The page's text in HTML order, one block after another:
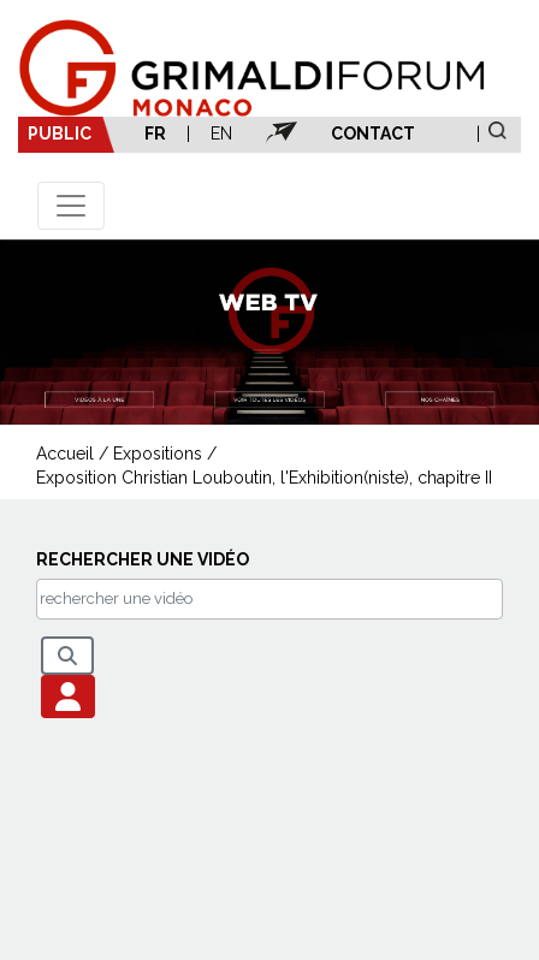
PUBLIC FR EN CONTACT
Accueil / Expositions /
Exposition Christian Louboutin, l'Exhibition(niste), chapitre II
RECHERCHER UNE VIDÉO